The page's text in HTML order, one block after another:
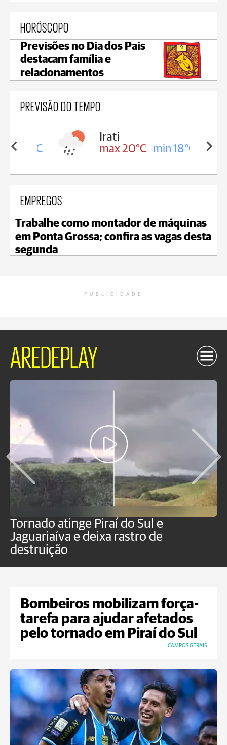
HORÓSCOPO
Previsões no Dia dos Pais
destacam família e
relacionamentos
PREVISÃO DO TEMPO
18°C
Irati
max 20°C min 18°C
EMPREGOS
Trabalhe como montador de máquinas
em Ponta Grossa; confira as vagas desta
segunda
PUBLICIDADE
AREDEPLAY
Tornado atinge Piraí do Sul e
Jaguariaíva e deixa rastro de
destruição
Bombeiros mobilizam força-
tarefa para ajudar afetados
pelo tornado em Piraí do Sul
CAMPOS GERAIS